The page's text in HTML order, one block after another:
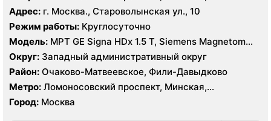
Славянский бульвар
Адрес: г. Москва., Староволынская ул., 10
Режим работы: Круглосуточно
Модель: МРТ GE Signa HDx 1.5 T, Siemens Magnetom
Harmony 1.0 Т, КТ GE Healthcare Optima CT660 64
среза, GE Healthcare BrightSpeed 16 срезов, УЗИ
Hitachi Hi Vision Preirus, GE Voluson E8
Округ: Западный административный округ
Район: Очаково-Матвеевское, Фили-Давыдково
Метро: Ломоносовский проспект, Минская,
Славянский бульвар
Город: Москва